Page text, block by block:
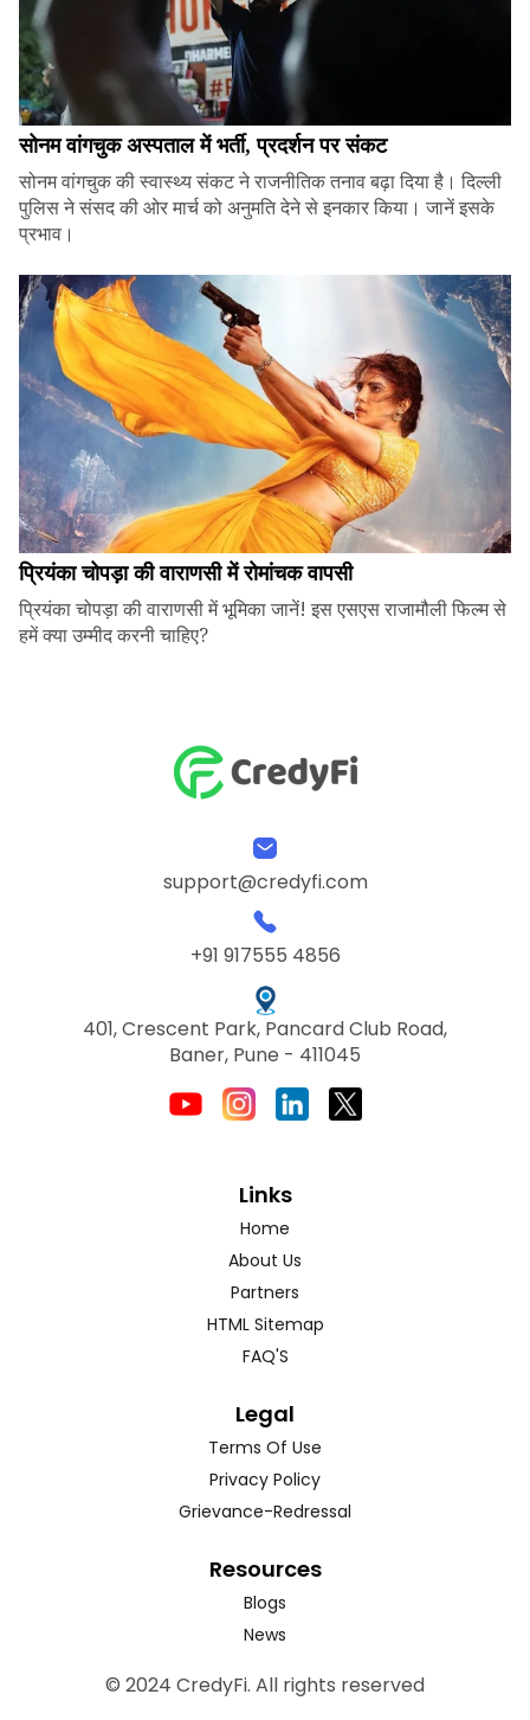
सोनम वांगचुक अस्पताल में भर्ती, प्रदर्शन पर संकट
सोनम वांगचुक की स्वास्थ्य संकट ने राजनीतिक तनाव बढ़ा दिया है। दिल्ली
पुलिस ने संसद की ओर मार्च को अनुमति देने से इनकार किया। जानें इसके
प्रभाव।
प्रियंका चोपड़ा की वाराणसी में रोमांचक वापसी
प्रियंका चोपड़ा की वाराणसी में भूमिका जानें! इस एसएस राजामौली फिल्म से
हमें क्या उम्मीद करनी चाहिए?
support@credyfi.com
+91 917555 4856
401, Crescent Park, Pancard Club Road,
Baner, Pune - 411045
Links
Home
About Us
Partners
HTML Sitemap
FAQ'S
Legal
Terms Of Use
Privacy Policy
Grievance-Redressal
Resources
Blogs
News
© 2024 CredyFi. All rights reserved